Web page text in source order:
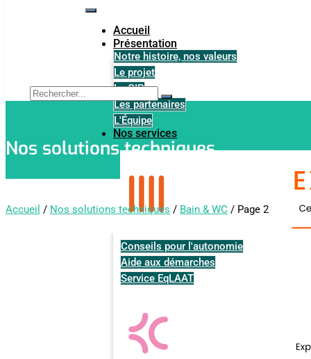
Accueil
Présentation
Notre histoire, nos valeurs
Le projet
Le GIP
Les partenaires
L'Équipe
Nos services
Conseils pour l'autonomie
Aide aux démarches
Service EqLAAT
Nos solutions techniques
Accueil / Nos solutions techniques / Bain & WC / Page 2